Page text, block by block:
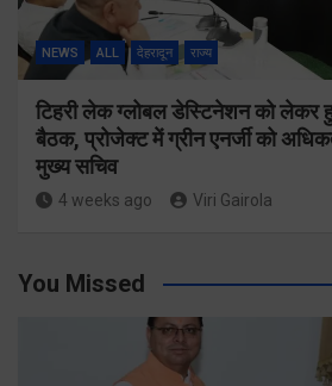
NEWS ALL देहरादून राज्य
टिहरी लेक ग्लोबल डेस्टिनेशन को लेकर
बैठक, प्रोजेक्ट में ग्रीन एनर्जी को
मुख्य सचिव
4 weeks ago Viri Gairola
You Missed